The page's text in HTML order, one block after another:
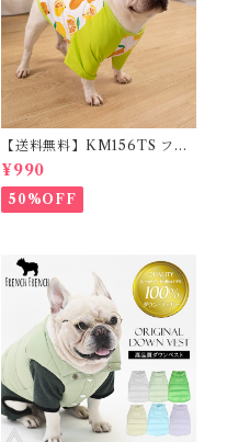
【送料無料】KM156TS フレ
ブル Tシャツ フレンチブルド
ック レモン柄 犬服 ドックウェ
ア
¥990
50%OFF